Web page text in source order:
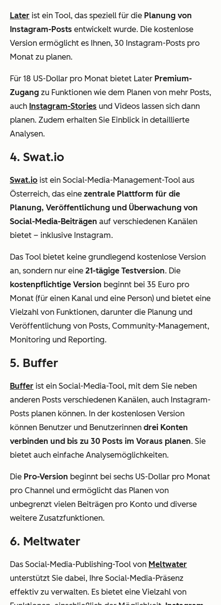
Later ist ein Tool, das speziell für die Planung von
Instagram-Posts entwickelt wurde. Die kostenlose
Version ermöglicht es Ihnen, 30 Instagram-Posts pro
Monat zu planen.
Für 18 US-Dollar pro Monat bietet Later Premium-
Zugang zu Funktionen wie dem Planen von mehr Posts,
auch Instagram-Stories und Videos lassen sich dann
planen. Zudem erhalten Sie Einblick in detaillierte
Analysen.
4. Swat.io
Swat.io ist ein Social-Media-Management-Tool aus
Österreich, das eine zentrale Plattform für die
Planung, Veröffentlichung und Überwachung von
Social-Media-Beiträgen auf verschiedenen Kanälen
bietet – inklusive Instagram.
Das Tool bietet keine grundlegend kostenlose Version
an, sondern nur eine 21-tägige Testversion. Die
kostenpflichtige Version beginnt bei 35 Euro pro
Monat (für einen Kanal und eine Person) und bietet eine
Vielzahl von Funktionen, darunter die Planung und
Veröffentlichung von Posts, Community-Management,
Monitoring und Reporting.
5. Buffer
Buffer ist ein Social-Media-Tool, mit dem Sie neben
anderen Posts verschiedenen Kanälen, auch Instagram-
Posts planen können. In der kostenlosen Version
können Benutzer und Benutzerinnen drei Konten
verbinden und bis zu 30 Posts im Voraus planen. Sie
bietet auch einfache Analysemöglichkeiten.
Die Pro-Version beginnt bei sechs US-Dollar pro Monat
pro Channel und ermöglicht das Planen von
unbegrenzt vielen Beiträgen pro Konto und diverse
weitere Zusatzfunktionen.
6. Meltwater
Das Social-Media-Publishing-Tool von Meltwater
unterstützt Sie dabei, Ihre Social-Media-Präsenz
effektiv zu verwalten. Es bietet eine Vielzahl von